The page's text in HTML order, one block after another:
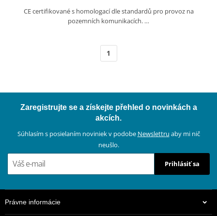
CE certifikované s homologací dle standardů pro provoz na
pozemních komunikacích. …
1
Zaregistrujte se a získejte přehled o novinkách a
akcích.
Súhlasím s posielaním noviniek v podobe Newslettru aby mi nič
neušlo.
Prihlásiť sa
Právne informácie